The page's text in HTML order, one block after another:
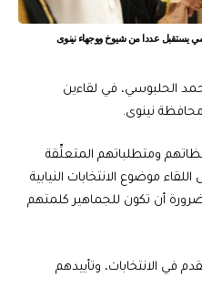
يستقبل عددا من شيوخ ووجهاء نينوى
الحلبوسي، في لقاءين
نينوى.
ومتطلباتهم المتعلِّقة
موضوع الانتخابات النيابية
أن تكون للجماهير كلمتهم
في الانتخابات، وتأييدهم